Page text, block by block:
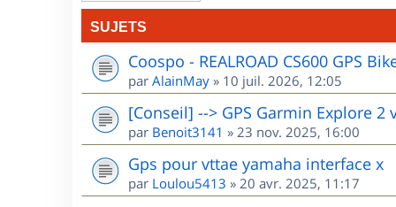
SUJETS
Coospo - REALROAD CS600 GPS
par AlainMay » 10 juil. 2026, 12:05
[Conseil] --> GPS Garmin Explore 2
par Benoit3141 » 23 nov. 2025, 16:00
Gps pour vttae yamaha interface x
par Loulou5413 » 20 avr. 2025, 11:17